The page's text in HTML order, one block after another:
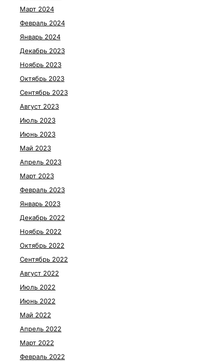
Март 2024
Февраль 2024
Январь 2024
Декабрь 2023
Ноябрь 2023
Октябрь 2023
Сентябрь 2023
Август 2023
Июль 2023
Июнь 2023
Май 2023
Апрель 2023
Март 2023
Февраль 2023
Январь 2023
Декабрь 2022
Ноябрь 2022
Октябрь 2022
Сентябрь 2022
Август 2022
Июль 2022
Июнь 2022
Май 2022
Апрель 2022
Март 2022
Февраль 2022